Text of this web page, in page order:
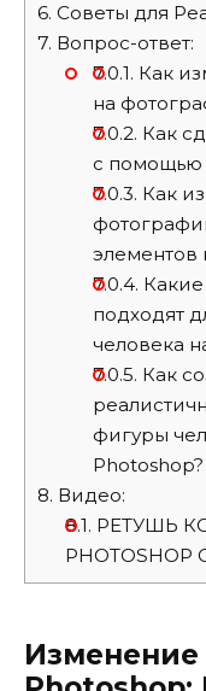
6. Советы для
7. Вопрос-ответ:
7.0.1. Как
на
7.0.2. Как
с помощью
7.0.3. Как
элементов
7.0.4.
подходят
человека
7.0.5. Как
фигуры
Photoshop?
8. Видео:
8.1. РЕТУШЬ
PHOTOSHOP